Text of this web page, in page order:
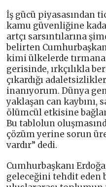
İş gücü piyasasından
kamu güvenliğine
artçı sarsıntılarına
belirten
kimi ülkelerde
gerisinde, ırkçılıkla
çıkardığı
inanıyorum. Dünya
yaklaşan can kaybını,
ölümcül etkisine
Bu tablolun
çözüm yerine sorun
vardır” dedi.
Cumhurbaşkanı
geleceğini tehdit eden